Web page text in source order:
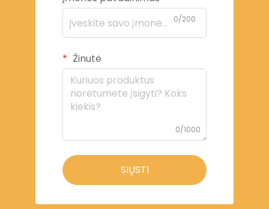
0/200
Žinutė
0/1000
SIŲSTI